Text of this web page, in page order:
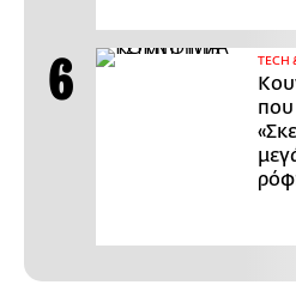
ΤECH
που